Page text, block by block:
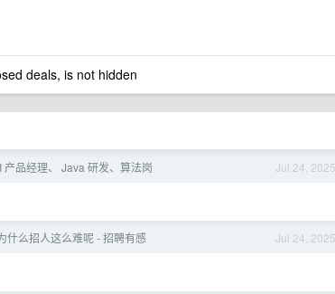
deals, is not hidden
Jul 24, 2025
品经理、 Java 研发、算法岗
Jul 24, 2025
什么招人这么难呢 - 招聘有感